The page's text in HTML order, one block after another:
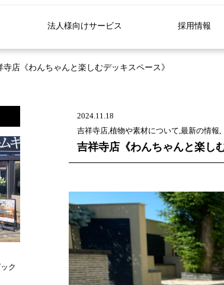
法人様向けサービス 採用情報
寺店《わんちゃんと楽しむデッキスペース》
2024.11.18
吉祥寺店,植物や素材について,最新の情報,
吉祥寺店《わんちゃんと楽し
ク